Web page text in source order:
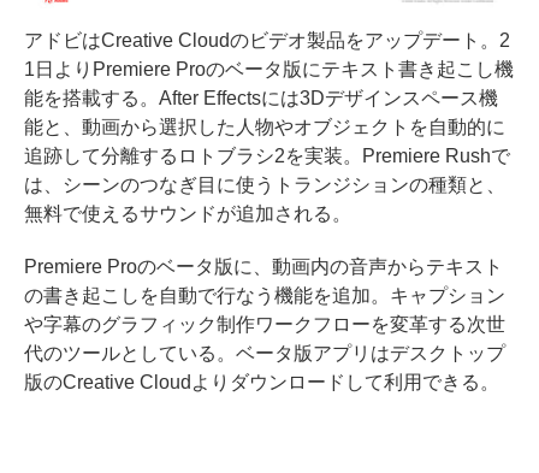
アドビはCreative Cloudのビデオ製品をアップデート。2
1日よりPremiere Proのベータ版にテキスト書き起こし機
能を搭載する。After Effectsには3Dデザインスペース機
能と、動画から選択した人物やオブジェクトを自動的に
追跡して分離するロトブラシ2を実装。Premiere Rushで
は、シーンのつなぎ目に使うトランジションの種類と、
無料で使えるサウンドが追加される。
Premiere Proのベータ版に、動画内の音声からテキスト
の書き起こしを自動で行なう機能を追加。キャプション
や字幕のグラフィック制作ワークフローを変革する次世
代のツールとしている。ベータ版アプリはデスクトップ
版のCreative Cloudよりダウンロードして利用できる。